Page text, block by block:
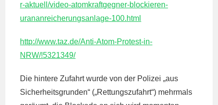
r-aktuell/video-atomkraftgegner-blockieren-
urananreicherungsanlage-100.html
http://www.taz.de/Anti-Atom-Protest-in-
NRW/!5321349/
Die hintere Zufahrt wurde von der Polizei „aus
Sicherheitsgrunden“ („Rettungszufahrt“) mehrmals